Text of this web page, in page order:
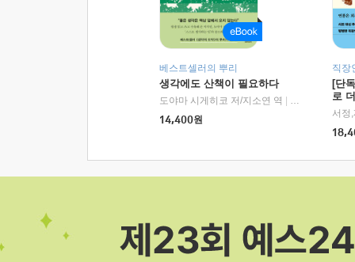
베스트셀러의 뿌리
생각에도 산책이 필요하다
도야마 시게히코 저/지소연 역
알에이치코리
14,400원
직장
[단
로